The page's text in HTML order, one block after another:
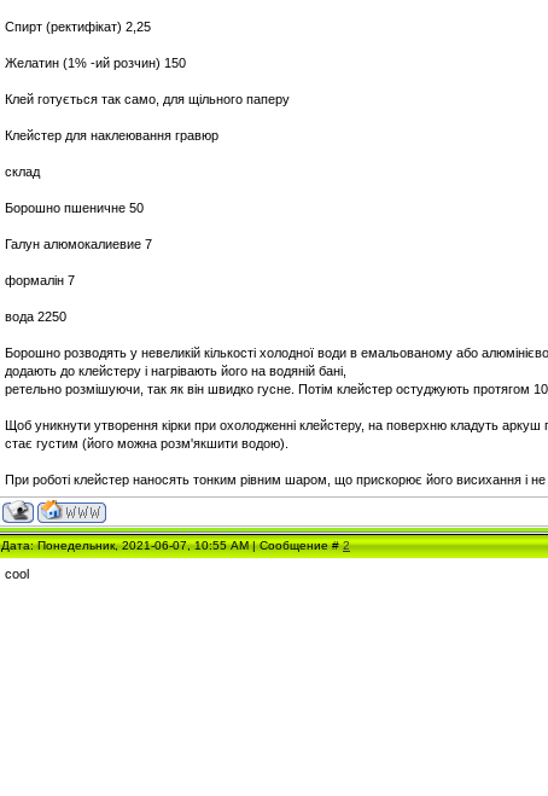
Спирт (ректифікат) 2,25
Желатин (1% -ий розчин) 150
Клей готується так само, для щільного паперу
Клейстер для наклеювання гравюр
склад
Борошно пшеничне 50
Галун алюмокалиевие 7
формалін 7
вода 2250
Борошно розводять у невеликій кількості холодної води в емальованому або
додають до клейстеру і нагрівають його на водяній бані,
ретельно розмішуючи, так як він швидко гусне. Потім клейстер остуджують протягом
Щоб уникнути утворення кірки при охолодженні клейстеру, на поверхню кладуть
стає густим (його можна розм'якшити водою).
При роботі клейстер наносять тонким рівним шаром, що прискорює його висихання і не
Дата: Понедельник, 2021-06-07, 10:55 AM | Сообщение #2
cool